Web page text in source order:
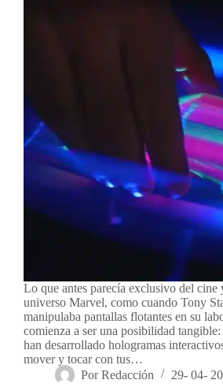
Lo que antes parecía exclusivo del cine
universo Marvel, como cuando Tony
manipulaba pantallas flotantes en su
comienza a ser una posibilidad
han desarrollado hologramas
mover y tocar con tus…
Por Redacción 29- 04-